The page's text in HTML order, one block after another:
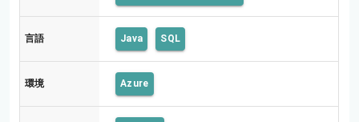
言語 Java SQL
環境 Azure